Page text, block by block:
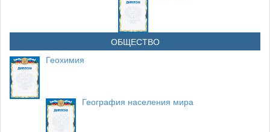
ОБЩЕСТВО
Геохимия
География населения мира